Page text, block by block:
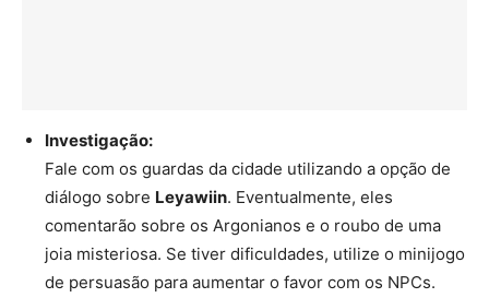
Investigação:
Fale com os guardas da cidade utilizando a opção de
diálogo sobre Leyawiin. Eventualmente, eles
comentarão sobre os Argonianos e o roubo de uma
joia misteriosa. Se tiver dificuldades, utilize o minijogo
de persuasão para aumentar o favor com os NPCs.